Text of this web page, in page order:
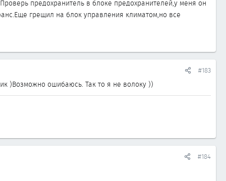
предохранитель в блоке предохранителей,у меня он
грещил на блок управления климатом,но все
#183
)Возможно ошибаюсь. Так то я не волоку ))
#184